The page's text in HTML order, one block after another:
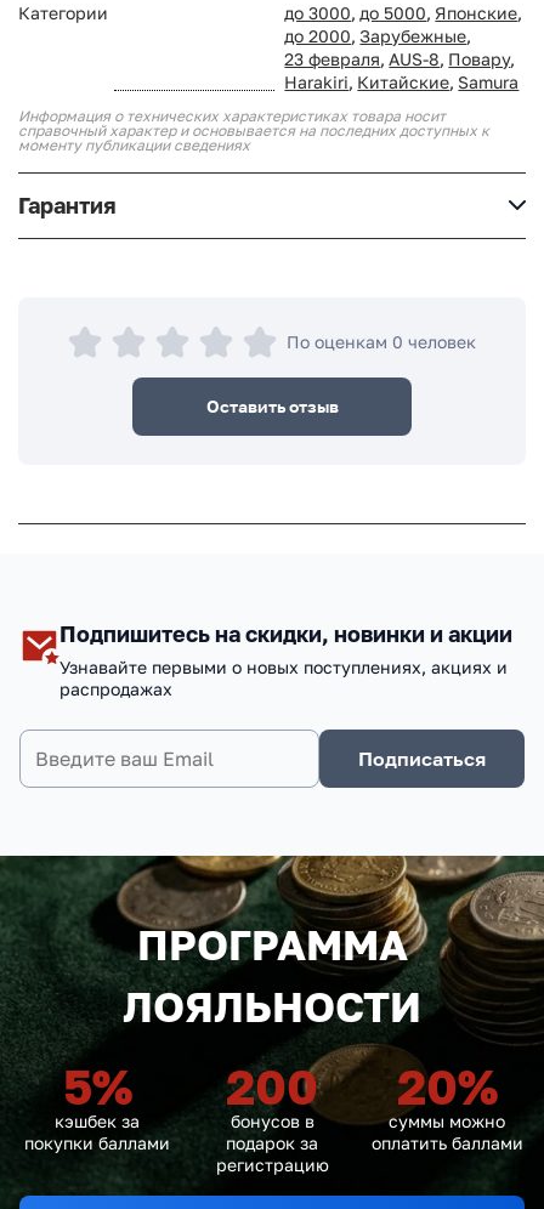
Категории до 3000, до 5000, Японские,
до 2000, Зарубежные,
23 февраля, AUS-8, Повару,
Harakiri, Китайские, Samura
Информация о технических характеристиках товара носит
справочный характер и основывается на последних доступных к
моменту публикации сведениях
Гарантия
По оценкам 0 человек
Оставить отзыв
Подпишитесь на скидки, новинки и акции
Узнавайте первыми о новых поступлениях, акциях и
распродажах
Подписаться
ПРОГРАММА
ЛОЯЛЬНОСТИ
5%
кэшбек за
покупки баллами
200
бонусов в
подарок за
регистрацию
20%
суммы можно
оплатить баллами